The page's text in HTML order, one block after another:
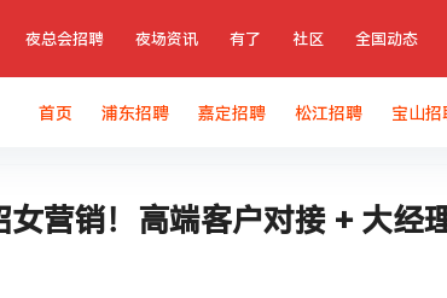
夜总会招聘 夜场资讯 有了 社区 全国动态
首页 浦东招聘 嘉定招聘 松江招聘 宝山招
女营销！高端客户对接 + 大经